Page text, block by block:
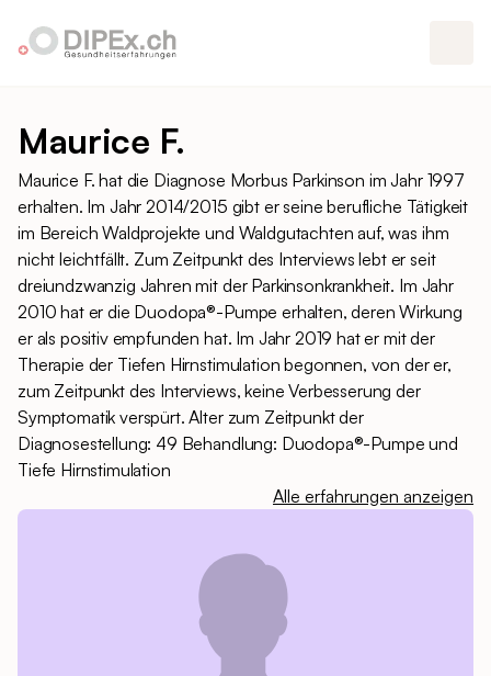
Maurice F.
Maurice F. hat die Diagnose Morbus Parkinson im Jahr 1997
erhalten. Im Jahr 2014/2015 gibt er seine berufliche Tätigkeit
im Bereich Waldprojekte und Waldgutachten auf, was ihm
nicht leichtfällt. Zum Zeitpunkt des Interviews lebt er seit
dreiundzwanzig Jahren mit der Parkinsonkrankheit. Im Jahr
2010 hat er die Duodopa®-Pumpe erhalten, deren Wirkung
er als positiv empfunden hat. Im Jahr 2019 hat er mit der
Therapie der Tiefen Hirnstimulation begonnen, von der er,
zum Zeitpunkt des Interviews, keine Verbesserung der
Symptomatik verspürt. Alter zum Zeitpunkt der
Diagnosestellung: 49 Behandlung: Duodopa®-Pumpe und
Tiefe Hirnstimulation
Alle erfahrungen anzeigen